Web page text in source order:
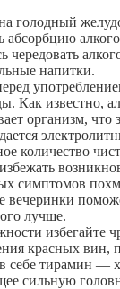
голодный
абсорбцию
чередовать
напитки.
Как известно,
организм, что
количество
симптомов
вечеринки
лучше.
избегайте
красных вин,
себе тирамин —
сильную